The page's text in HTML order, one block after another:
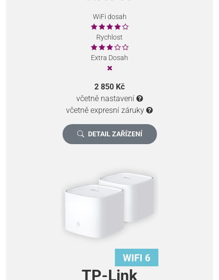
WiFi dosah
Rychlost
Extra Dosah
2 850 Kč
včetně nastavení
včetně expresní záruky
DETAIL ZAŘÍZENÍ
TP-Link